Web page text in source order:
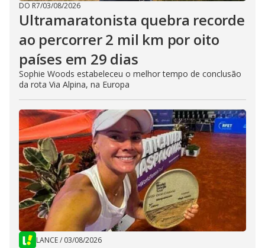
DO R7/03/08/2026
Ultramaratonista quebra recorde
ao percorrer 2 mil km por oito
países em 29 dias
Sophie Woods estabeleceu o melhor tempo de conclusão
da rota Via Alpina, na Europa
LANCE/ 03/08/2026